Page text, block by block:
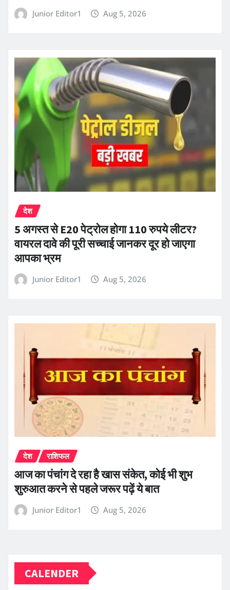
Junior Editor1 Aug 5, 2026
देश
5 अगस्त से E20 पेट्रोल होगा 110 रुपये लीटर?
वायरल दावे की पूरी सच्चाई जानकर दूर हो जाएगा
आपका भ्रम
Junior Editor1 Aug 5, 2026
देश राशिफल
आज का पंचांग दे रहा है खास संकेत, कोई भी शुभ
शुरुआत करने से पहले जरूर पढ़ें ये बात
Junior Editor1 Aug 5, 2026
CALENDER